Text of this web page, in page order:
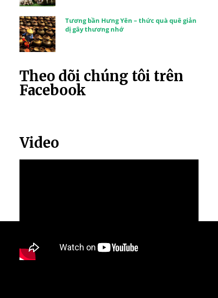
Tương bần Hưng Yên – thức quà quê giản
dị gây thương nhớ
Theo dõi chúng tôi trên
Facebook
Video